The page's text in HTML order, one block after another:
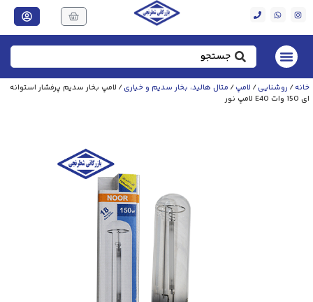
خانه/ روشنایی/ لامپ/ متال هالید، بخار سدیم و خیاری/ لامپ بخار سدیم پرفشار استوانه
ای 150 وات E40 لامپ نور